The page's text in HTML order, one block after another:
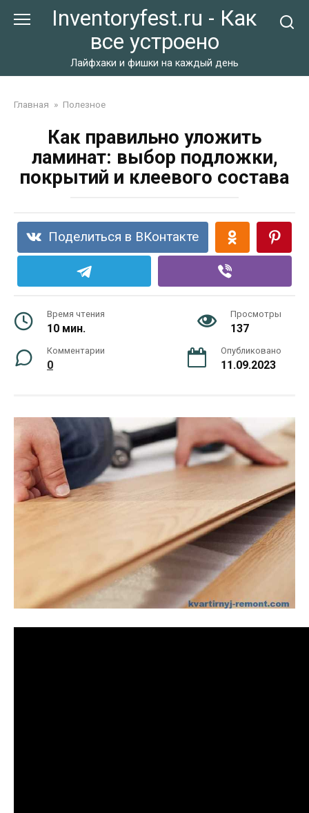
Inventoryfest.ru - Как
все устроено
Лайфхаки и фишки на каждый день
Главная » Полезное
Как правильно уложить
ламинат: выбор подложки,
покрытий и клеевого состава
Поделиться в ВКонтакте
Время чтения
10 мин.
Просмотры
137
Комментарии
0
Опубликовано
11.09.2023